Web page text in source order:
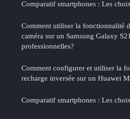
Comparatif smartphones : Les
Comment utiliser la fonctionnalité
caméra sur un Samsung Galaxy
professionnelles?
Comment configurer et utiliser la
recharge inversée sur un Huawei
Comparatif smartphones : Les